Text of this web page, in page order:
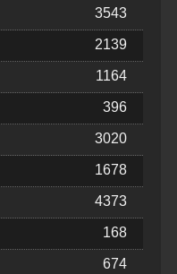
3543
2139
1164
396
3020
1678
4373
168
674